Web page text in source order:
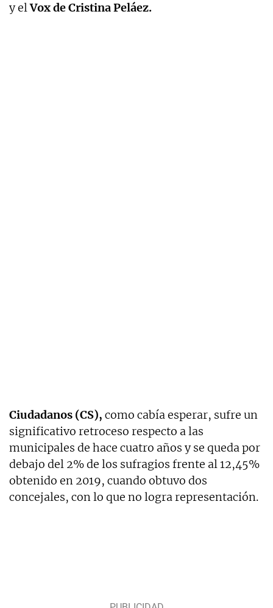
y elVox de Cristina Peláez.
Ciudadanos (CS), como cabía esperar, sufre un
significativo retroceso respecto a las
municipales de hace cuatro años y se queda por
debajo del 2% de los sufragios frente al 12,45%
obtenido en 2019, cuando obtuvo dos
concejales, con lo que no logra representación.